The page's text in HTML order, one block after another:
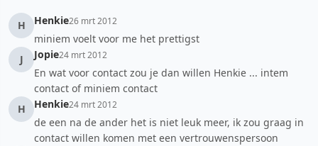
H Henkie26 mrt 2012
miniem voelt voor me het prettigst
J
Jopie24 mrt 2012
En wat voor contact zou je dan willen Henkie ... intem
contact of miniem contact
H
Henkie24 mrt 2012
de een na de ander het is niet leuk meer, ik zou graag in
contact willen komen met een vertrouwenspersoon